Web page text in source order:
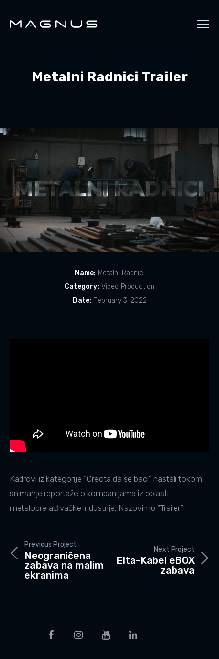
Metalni Radnici Trailer
Name: Metalni Radnici
Category: Video Production
Date: February 3, 2022
Kadrovi iz kategorije “Greota da se baci” nastali tokom
snimanje reportaže o kompanijama iz oblasti
metaloprerađivačke industrije. Nazovimo “Trailer”.
Next Project
Elta-Kabel eBOX
zabava
Previous Project
Neograničena
zabava na malim
ekranima